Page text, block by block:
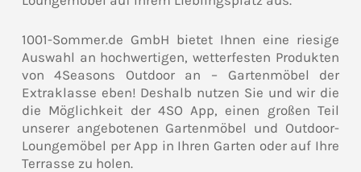
1001-Sommer.de GmbH bietet Ihnen eine riesige
Auswahl an hochwertigen, wetterfesten Produkten
von 4Seasons Outdoor an – Gartenmöbel der
Extraklasse eben! Deshalb nutzen Sie und wir die
die Möglichkeit der 4SO App, einen großen Teil
unserer angebotenen Gartenmöbel und Outdoor-
Loungemöbel per App in Ihren Garten oder auf Ihre
Terrasse zu holen.